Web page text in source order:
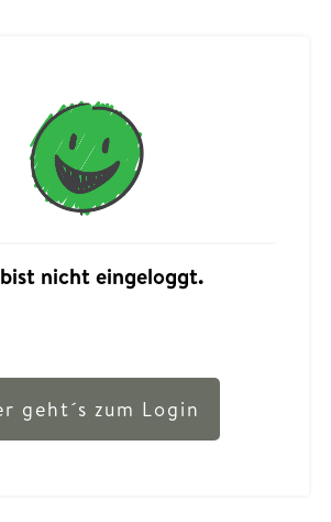
nicht eingeloggt.
geht´s zum Login